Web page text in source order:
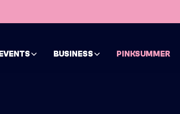
EVENTS BUSINESS PINKSUMMER